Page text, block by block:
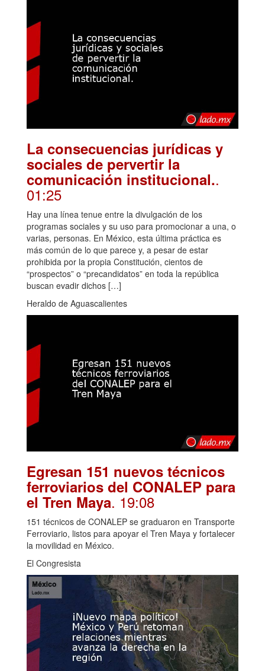
La consecuencias jurídicas y
sociales de pervertir la
comunicación institucional..
01:25
Hay una línea tenue entre la divulgación de los
programas sociales y su uso para promocionar a una, o
varias, personas. En México, esta última práctica es
más común de lo que parece y, a pesar de estar
prohibida por la propia Constitución, cientos de
“prospectos” o “precandidatos” en toda la república
buscan evadir dichos […]
Heraldo de Aguascalientes
Egresan 151 nuevos técnicos
ferroviarios del CONALEP para
el Tren Maya. 19:08
151 técnicos de CONALEP se graduaron en Transporte
Ferroviario, listos para apoyar el Tren Maya y fortalecer
la movilidad en México.
El Congresista